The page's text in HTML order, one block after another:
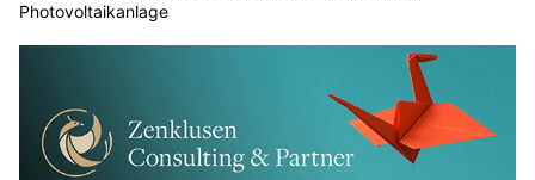
Photovoltaikanlage